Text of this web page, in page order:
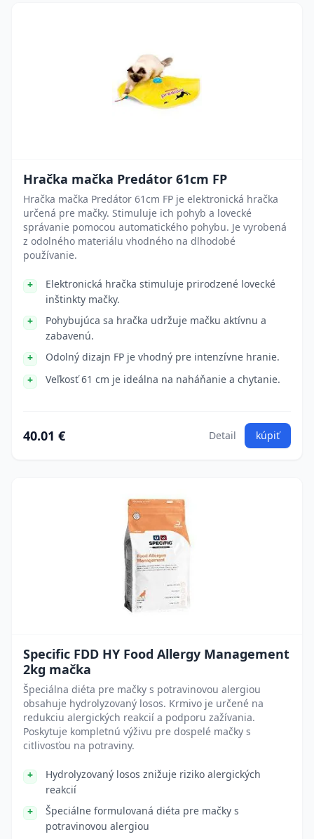
Hračka mačka Predátor 61cm FP
Hračka mačka Predátor 61cm FP je elektronická hračka
určená pre mačky. Stimuluje ich pohyb a lovecké
správanie pomocou automatického pohybu. Je vyrobená
z odolného materiálu vhodného na dlhodobé
používanie.
Elektronická hračka stimuluje prirodzené lovecké
inštinkty mačky.
Pohybujúca sa hračka udržuje mačku aktívnu a
zabavenú.
Odolný dizajn FP je vhodný pre intenzívne hranie.
Veľkosť 61 cm je ideálna na naháňanie a chytanie.
40.01 € Detail kúpiť
Specific FDD HY Food Allergy Management
2kg mačka
Špeciálna diéta pre mačky s potravinovou alergiou
obsahuje hydrolyzovaný losos. Krmivo je určené na
redukciu alergických reakcií a podporu zažívania.
Poskytuje kompletnú výživu pre dospelé mačky s
citlivosťou na potraviny.
Hydrolyzovaný losos znižuje riziko alergických
reakcií
Špeciálne formulovaná diéta pre mačky s
potravinovou alergiou